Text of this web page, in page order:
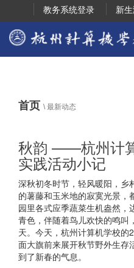
教务系统登录 新
首页 \最新动态
秋韵 ——杭州计
实践活动小记
深秋初冬时节，轻风暖阳，乡
的薯藤和玉米地的寂寞光景
园里各式应季蔬菜生机盎然，
青色，伴随着鸟儿欢快的鸣叫
天。今天，杭州计算机学校的
面大旗前来展开秋节野外生存
到了新春的气息。